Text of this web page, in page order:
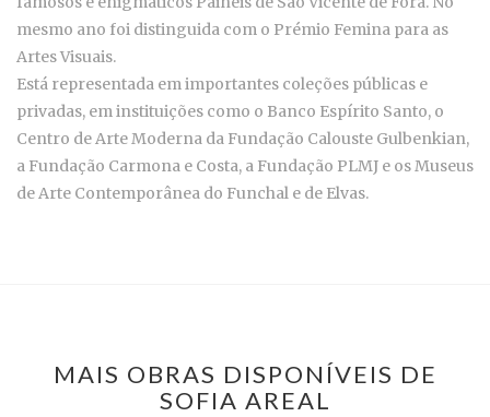
mesmo ano foi distinguida com o Prémio Femina para as
Artes Visuais.
Está representada em importantes coleções públicas e
privadas, em instituições como o Banco Espírito Santo, o
Centro de Arte Moderna da Fundação Calouste Gulbenkian,
a Fundação Carmona e Costa, a Fundação PLMJ e os Museus
de Arte Contemporânea do Funchal e de Elvas.
MAIS OBRAS DISPONÍVEIS DE
SOFIA AREAL